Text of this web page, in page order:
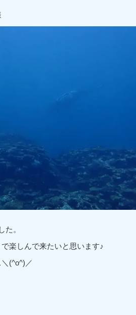
た。
楽しんで来たいと思います♪
(^o^)／